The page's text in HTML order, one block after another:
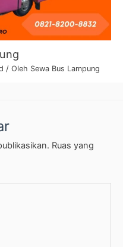
/ Oleh Sewa Bus Lampung
Ruas yang